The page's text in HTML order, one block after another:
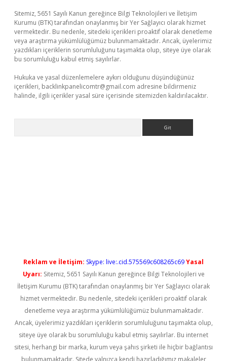
Sitemiz, 5651 Sayılı Kanun gereğince Bilgi Teknolojileri ve İletişim
Kurumu (BTK) tarafından onaylanmış bir Yer Sağlayıcı olarak hizmet
vermektedir. Bu nedenle, sitedeki içerikleri proaktif olarak denetleme
veya araştırma yükümlülüğümüz bulunmamaktadır. Ancak, üyelerimiz
yazdıkları içeriklerin sorumluluğunu taşımakta olup, siteye üye olarak
bu sorumluluğu kabul etmiş sayılırlar.
Hukuka ve yasal düzenlemelere aykırı olduğunu düşündüğünüz
içerikleri, backlinkpanelicomtr@gmail.com adresine bildirmeniz
halinde, ilgili içerikler yasal süre içerisinde sitemizden kaldırılacaktır.
Reklam ve İletişim: Skype: live:.cid.575569c608265c69Yasal
Uyarı: Sitemiz, 5651 Sayılı Kanun gereğince Bilgi Teknolojileri ve
İletişim Kurumu (BTK) tarafından onaylanmış bir Yer Sağlayıcı olarak
hizmet vermektedir. Bu nedenle, sitedeki içerikleri proaktif olarak
denetleme veya araştırma yükümlülüğümüz bulunmamaktadır.
Ancak, üyelerimiz yazdıkları içeriklerin sorumluluğunu taşımakta olup,
siteye üye olarak bu sorumluluğu kabul etmiş sayılırlar. Bu internet
sitesi, herhangi bir marka, kurum veya şahıs şirketi ile hiçbir bağlantısı
bulunmamaktadır. Sitede yalnızca kendi hazırladığımız makaleler